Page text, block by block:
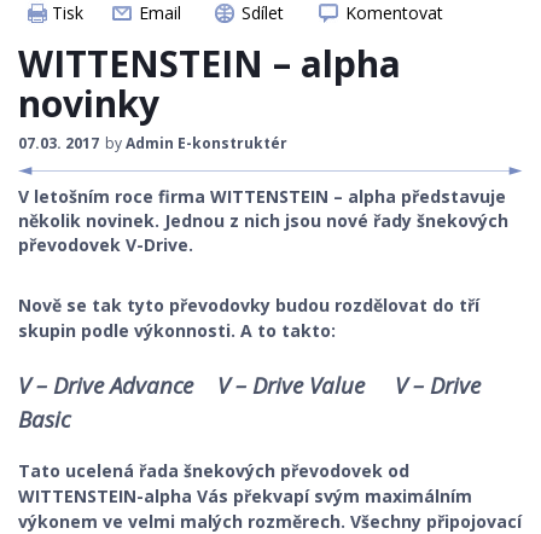
CAD MODELY
STROJNICKÉ TABULKY
ELEKTROPOHONY
SENZORIKA
STROJNÍ KOMPONENTY
ROBOTIKA, ŘÍDÍCÍ SYSTÉMY
KONSTRUKČNÍ MATERIÁLY
Tisk Email Sdílet Komentovat
WITTENSTEIN – alpha
novinky
07.03. 2017 byAdmin E-konstruktér
V letošním roce firma WITTENSTEIN – alpha představuje
několik novinek. Jednou z nich jsou nové řady šnekových
převodovek V-Drive.
Nově se tak tyto převodovky budou rozdělovat do tří
skupin podle výkonnosti. A to takto:
V – Drive Advance V – Drive Value
V – Drive
Basic
Tato ucelená řada šnekových převodovek od
WITTENSTEIN-alpha Vás překvapí svým maximálním
výkonem ve velmi malých rozměrech. Všechny připojovací